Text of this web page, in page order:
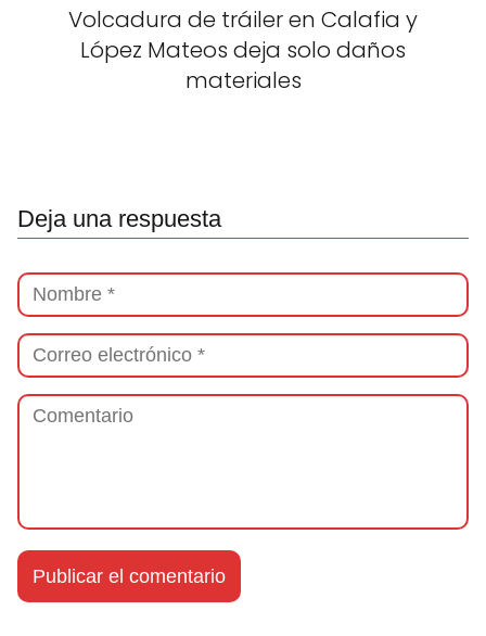
Volcadura de tráiler en Calafia y
López Mateos deja solo daños
materiales
Deja una respuesta